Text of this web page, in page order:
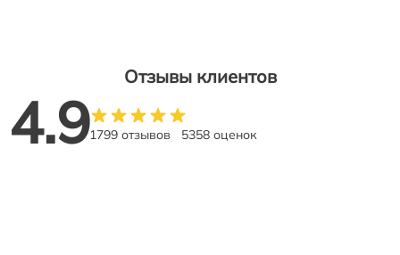
Отзывы клиентов
4.91799 отзывов 5358 оценок